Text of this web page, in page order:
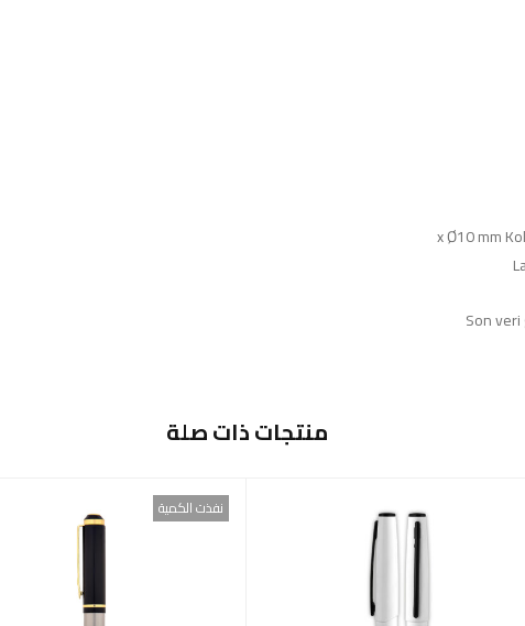
Son
منتجات ذات صلة
نفذت الكمية